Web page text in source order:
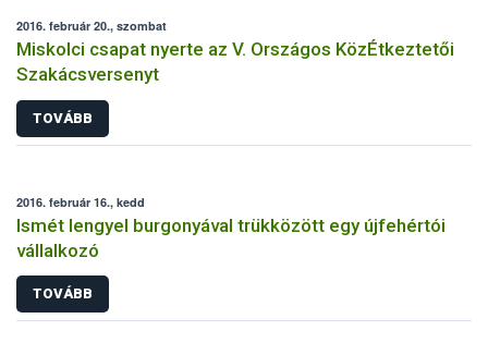
2016. február 20., szombat
Miskolci csapat nyerte az V. Országos KözÉtkeztetői
Szakácsversenyt
TOVÁBB
2016. február 16., kedd
Ismét lengyel burgonyával trükközött egy újfehértói
vállalkozó
TOVÁBB